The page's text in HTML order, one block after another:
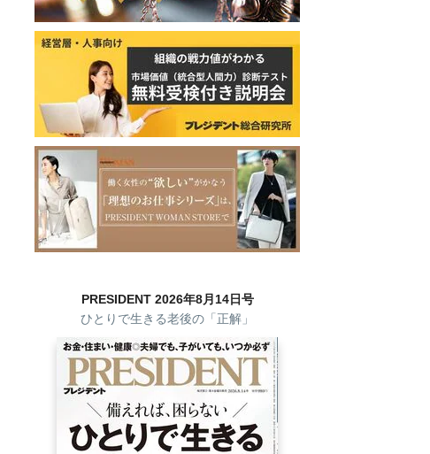
PRESIDENT 2026年8月14日号
ひとりで生きる老後の「正解」